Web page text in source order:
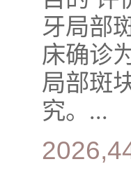
牙局部
床确诊
局部斑
究。...